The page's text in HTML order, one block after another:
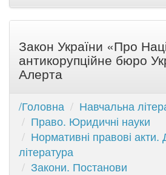
Закон України «Про
антикорупційне бюро
Алерта
/Головна
Навчальна
Право. Юридичні науки
Нормативні правові акти.
література
Закони. Постанови